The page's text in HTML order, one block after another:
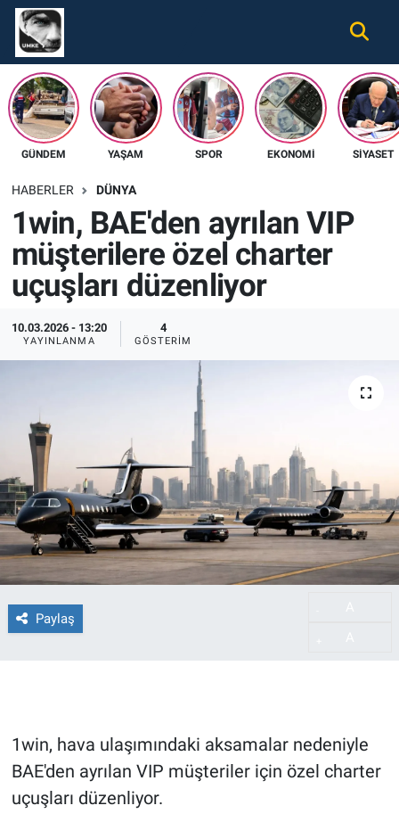
GÜNDEM YAŞAM SPOR EKONOMI SIYASET
HABERLER DÜNYA
1win, BAE'den ayrılan VIP
müşterilere özel charter
uçuşları düzenliyor
10.03.2026 - 13:20
YAYINLANMA
4
GÖSTERIM
Paylaş
1win, hava ulaşımındaki aksamalar nedeniyle
BAE'den ayrılan VIP müşteriler için özel charter
uçuşları düzenliyor.
Gündem
Ekonomi
Spor
Tüm Haberler
İletişim
Künye
Nöbetçi Eczaneler
Hava Durumu
Namaz Vakitleri
Süper Lig Puan Durumu ve Fikstür
Tüm Manşetler
Son Dakika Haberleri